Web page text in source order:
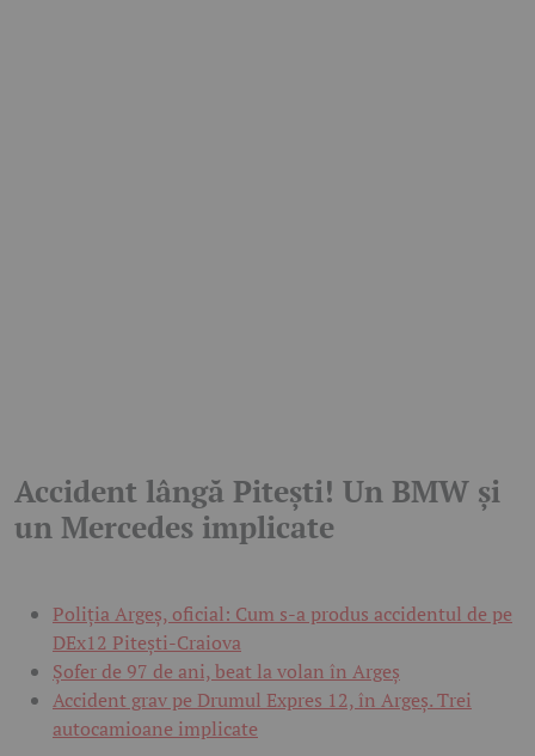
Accident lângă Pitești! Un BMW și
un Mercedes implicate
Poliția Argeș, oficial: Cum s-a produs accidentul de pe
DEx12 Pitești-Craiova
Șofer de 97 de ani, beat la volan în Argeș
Accident grav pe Drumul Expres 12, în Argeș. Trei
autocamioane implicate